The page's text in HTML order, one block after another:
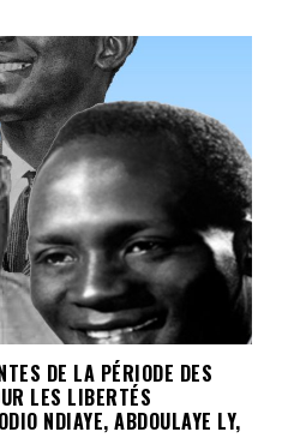
DE LA PÉRIODE DES
LES LIBERTÉS
NDIAYE, ABDOULAYE LY,